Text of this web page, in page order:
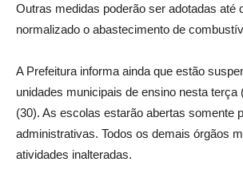
Outras medidas poderão ser adotadas até
normalizado o abastecimento de
A Prefeitura informa ainda que estão
unidades municipais de ensino nesta terça
(30). As escolas estarão abertas somente
administrativas. Todos os demais órgãos
atividades inalteradas.